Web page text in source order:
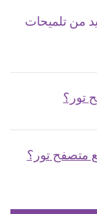
من تلميحات
تور؟
متصفح تور؟